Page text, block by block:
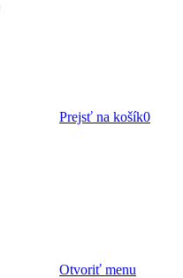
Prejsť na košík0
Otvoriť menu